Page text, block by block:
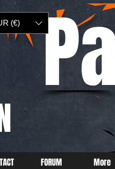
FORUM More
(€)